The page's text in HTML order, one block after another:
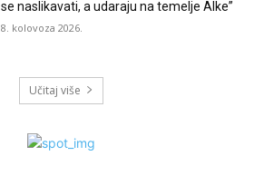
se naslikavati, a udaraju na temelje Alke”
8. kolovoza 2026.
Učitaj više